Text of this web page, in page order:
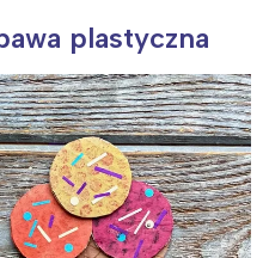
plastyczna